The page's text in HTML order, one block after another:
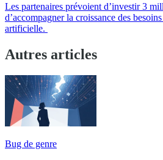
Les partenaires prévoient d’investir 3
d’accompagner la croissance des
artificielle.
Autres articles
Bug de genre